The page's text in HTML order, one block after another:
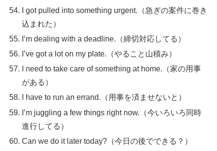
I got pulled into something urgent.（急ぎの案件に巻き
込まれた）
I’m dealing with a deadline.（締切対応してる）
I’ve got a lot on my plate.（やること山積み）
I need to take care of something at home.（家の用事
がある）
I have to run an errand.（用事を済ませないと）
I’m juggling a few things right now.（今いろいろ同時
進行してる）
Can we do it later today?（今日の後でできる？）